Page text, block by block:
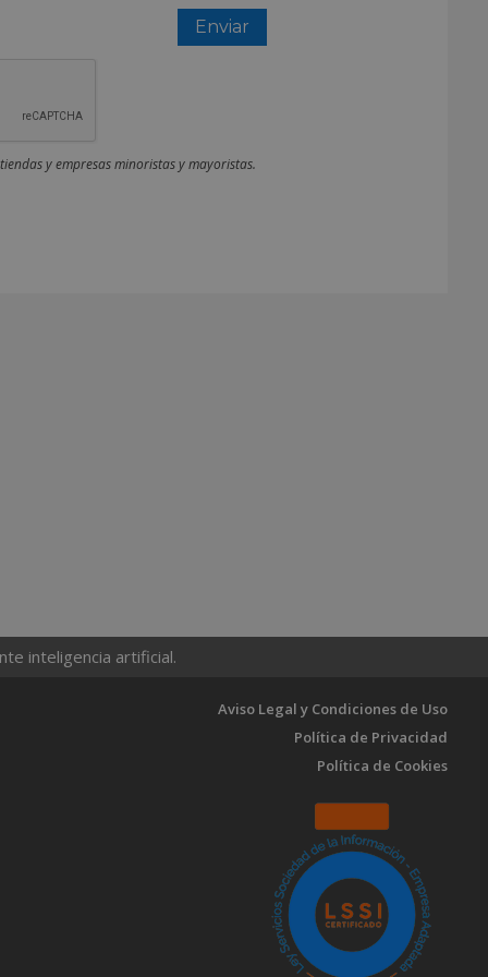
y empresas minoristas y mayoristas.
inteligencia artificial.
Aviso Legal y Condiciones de Uso
Política de Privacidad
Política de Cookies